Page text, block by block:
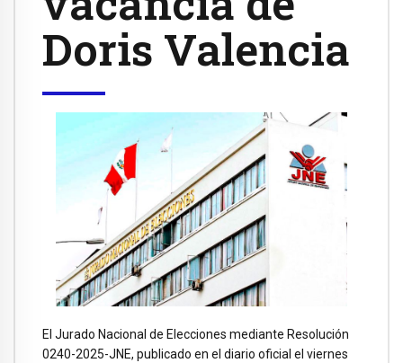
Doris Valencia
El Jurado Nacional de Elecciones mediante Resolución
0240-2025-JNE, publicado en el diario oficial el viernes